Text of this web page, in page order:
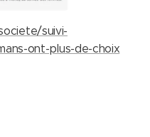
suivi-
ont-plus-de-choix